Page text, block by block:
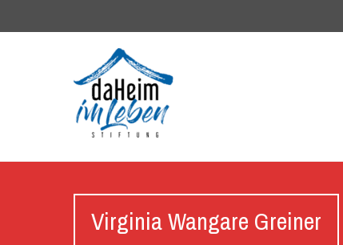
Virginia Wangare Greiner